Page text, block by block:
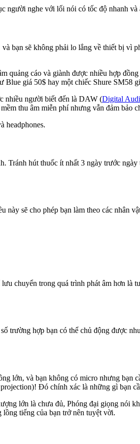
người nghe với lối nói có tốc độ nhanh
bạn sẽ không phải lo lắng về thiết bị
quảng cáo và giành được nhiều hợp
Blue giá 50$ hay một chiếc Shure SM58
nhiều người biết đến là DAW (Digital
thu âm miễn phí nhưng vẫn đảm bảo
headphones.
Tránh hút thuốc ít nhất 3 ngày trước
sẽ cho phép bạn làm theo các nhân
chuyển trong quá trình phát âm hơn là
trường hợp bạn có thể chủ động được
lớn, và bạn không có micro nhưng bạn
Đó chính xác là những gì bạn
lớn là chưa đủ, Phóng đại giọng
tiếng của bạn trở nên tuyệt vời.